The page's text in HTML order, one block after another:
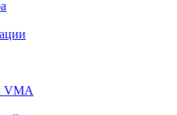
VMA